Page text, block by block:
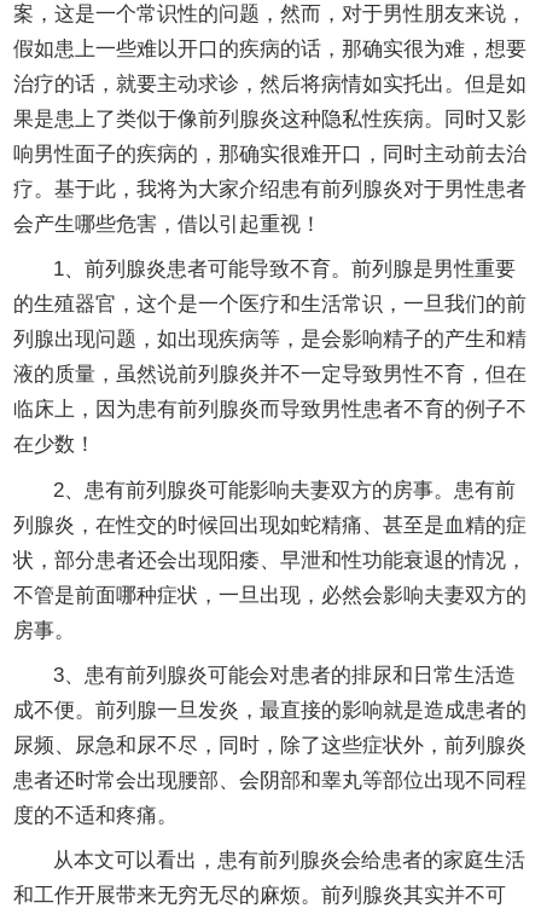
案，这是一个常识性的问题，然而，对于男性朋友来说，
假如患上一些难以开口的疾病的话，那确实很为难，想要
治疗的话，就要主动求诊，然后将病情如实托出。但是如
果是患上了类似于像前列腺炎这种隐私性疾病。同时又影
响男性面子的疾病的，那确实很难开口，同时主动前去治
疗。基于此，我将为大家介绍患有前列腺炎对于男性患者
会产生哪些危害，借以引起重视！
1、前列腺炎患者可能导致不育。前列腺是男性重要
的生殖器官，这个是一个医疗和生活常识，一旦我们的前
列腺出现问题，如出现疾病等，是会影响精子的产生和精
液的质量，虽然说前列腺炎并不一定导致男性不育，但在
临床上，因为患有前列腺炎而导致男性患者不育的例子不
在少数！
2、患有前列腺炎可能影响夫妻双方的房事。患有前
列腺炎，在性交的时候回出现如蛇精痛、甚至是血精的症
状，部分患者还会出现阳痿、早泄和性功能衰退的情况，
不管是前面哪种症状，一旦出现，必然会影响夫妻双方的
房事。
3、患有前列腺炎可能会对患者的排尿和日常生活造
成不便。前列腺一旦发炎，最直接的影响就是造成患者的
尿频、尿急和尿不尽，同时，除了这些症状外，前列腺炎
患者还时常会出现腰部、会阴部和睾丸等部位出现不同程
度的不适和疼痛。
从本文可以看出，患有前列腺炎会给患者的家庭生活
和工作开展带来无穷无尽的麻烦。前列腺炎其实并不可